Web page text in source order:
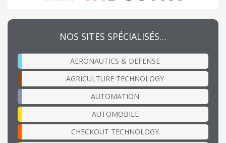
NOS SITES SPÉCIALISÉS…
AERONAUTICS & DEFENSE
AGRICULTURE TECHNOLOGY
AUTOMATION
AUTOMOBILE
CHECKOUT TECHNOLOGY